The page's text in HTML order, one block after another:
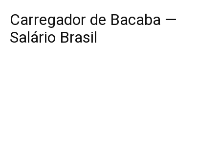
Carregador de Bacaba —
Salário Brasil